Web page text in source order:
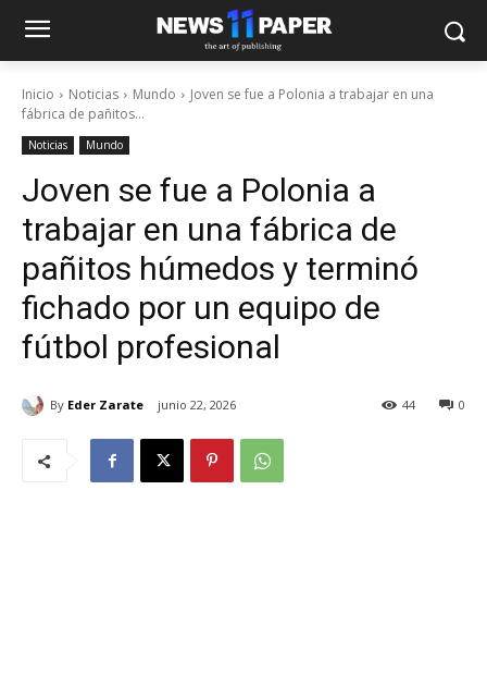
Inicio Noticias Mundo
Joven se fue a Polonia a trabajar en una
fábrica de pañitos...
Noticias Mundo
Joven se fue a Polonia a
trabajar en una fábrica de
pañitos húmedos y terminó
fichado por un equipo de
fútbol profesional
By Eder Zarate junio 22, 2026 0
44